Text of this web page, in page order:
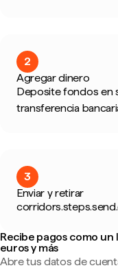
2
Agregar dinero
Deposite fondos en
transferencia
3
Enviar y retirar
Recibe pagos como
euros y más
Abre tus datos de